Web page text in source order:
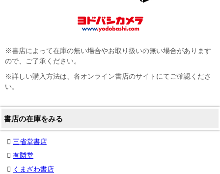
※書店によって在庫の無い場合やお取り扱いの無い場合があります
ので、ご了承ください。
※詳しい購入方法は、各オンライン書店のサイトにてご確認くださ
い。
書店の在庫をみる
三省堂書店
有隣堂
くまざわ書店